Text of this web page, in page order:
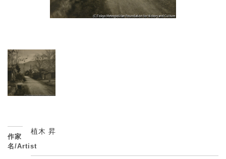
作家
名/Artist
植木 昇